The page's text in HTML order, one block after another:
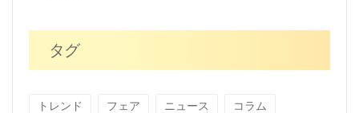
タグ
トレンド フェア ニュース コラム